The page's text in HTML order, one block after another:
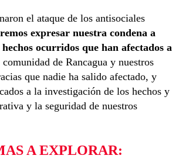
el ataque de los antisociales
expresar nuestra condena a
ocurridos que han afectados a
comunidad de Rancagua y nuestros
que nadie ha salido afectado, y
a la investigación de los hechos y
y la seguridad de nuestros
A EXPLORAR: